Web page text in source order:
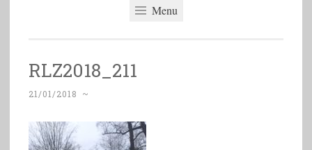
Menu
RLZ2018_211
21/01/2018 ~